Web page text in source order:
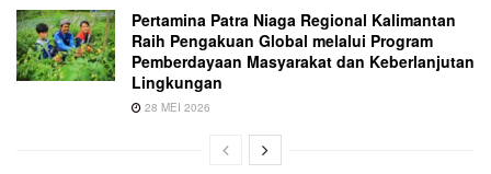
Pertamina Patra Niaga Regional Kalimantan
Raih Pengakuan Global melalui Program
Pemberdayaan Masyarakat dan Keberlanjutan
Lingkungan
28 MEI 2026